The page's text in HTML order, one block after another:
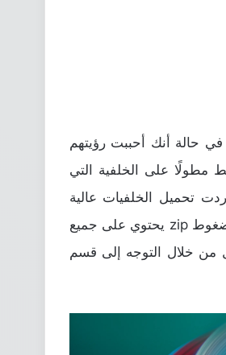
في حالة أنك أحببت رؤيتهم
مطولًا على الخلفية التي
تحميل الخلفيات عالية
الدقة دفعة واحدة، في أسفل هذا الموضوع ستجد رابط تحميل ملف مضغوط zip يحتوي على جميع
من خلال التوجه إلى قسم